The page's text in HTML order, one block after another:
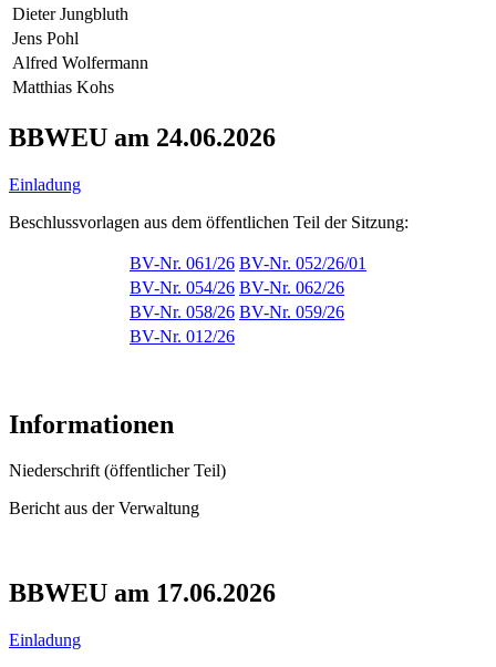
Dieter Jungbluth
Jens Pohl
Alfred Wolfermann
Matthias Kohs
BBWEU am 24.06.2026
Einladung
Beschlussvorlagen aus dem öffentlichen Teil der Sitzung:
BV-Nr. 061/26 BV-Nr. 052/26/01
BV-Nr. 054/26 BV-Nr. 062/26
BV-Nr. 058/26 BV-Nr. 059/26
BV-Nr. 012/26
Informationen
Niederschrift (öffentlicher Teil)
Bericht aus der Verwaltung
BBWEU am 17.06.2026
Einladung